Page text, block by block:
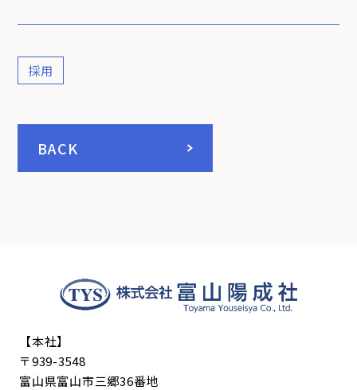
採用
BACK
【本社】
〒939-3548
富山県富山市三郷36番地